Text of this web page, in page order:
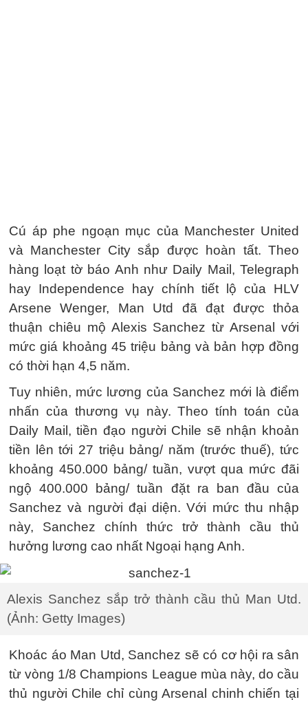
Cú áp phe ngoạn mục của Manchester United
và Manchester City sắp được hoàn tất. Theo
hàng loạt tờ báo Anh như Daily Mail, Telegraph
hay Independence hay chính tiết lộ của HLV
Arsene Wenger, Man Utd đã đạt được thỏa
thuận chiêu mộ Alexis Sanchez từ Arsenal với
mức giá khoảng 45 triệu bảng và bản hợp đồng
có thời hạn 4,5 năm.
Tuy nhiên, mức lương của Sanchez mới là điểm
nhấn của thương vụ này. Theo tính toán của
Daily Mail, tiền đạo người Chile sẽ nhận khoản
tiền lên tới 27 triệu bảng/ năm (trước thuế), tức
khoảng 450.000 bảng/ tuần, vượt qua mức đãi
ngộ 400.000 bảng/ tuần đặt ra ban đầu của
Sanchez và người đại diện. Với mức thu nhập
này, Sanchez chính thức trở thành cầu thủ
hưởng lương cao nhất Ngoại hạng Anh.
Alexis Sanchez sắp trở thành cầu thủ Man Utd.
(Ảnh: Getty Images)
Khoác áo Man Utd, Sanchez sẽ có cơ hội ra sân
từ vòng 1/8 Champions League mùa này, do cầu
thủ người Chile chỉ cùng Arsenal chinh chiến tại